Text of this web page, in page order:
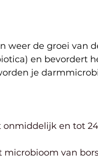
weer de groei van
en bevordert
je
en tot
microbioom van